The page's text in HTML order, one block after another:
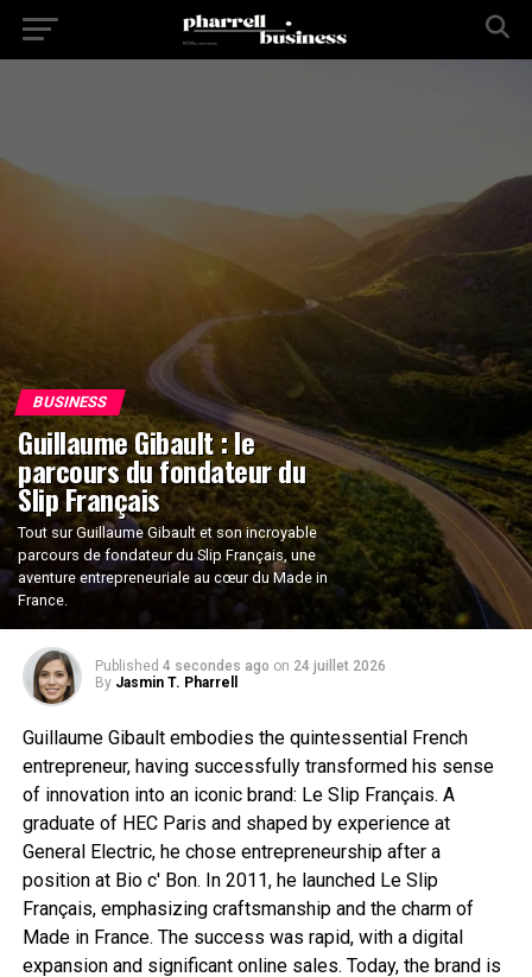
BUSINESS
Guillaume Gibault : le
parcours du fondateur du
Slip Français
Tout sur Guillaume Gibault et son incroyable
parcours de fondateur du Slip Français, une
aventure entrepreneuriale au cœur du Made in
France.
Published 4 secondes ago on 24 juillet 2026
By Jasmin T. Pharrell
Guillaume Gibault embodies the quintessential French
entrepreneur, having successfully transformed his sense
of innovation into an iconic brand: Le Slip Français. A
graduate of HEC Paris and shaped by experience at
General Electric, he chose entrepreneurship after a
position at Bio c' Bon. In 2011, he launched Le Slip
Français, emphasizing craftsmanship and the charm of
Made in France. The success was rapid, with a digital
expansion and significant online sales. Today, the brand is